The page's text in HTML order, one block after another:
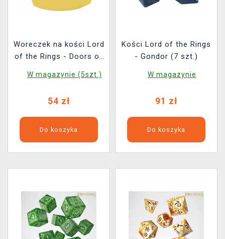
Woreczek na kości Lord
of the Rings - Doors of
W magazynie (5szt.)
54 zł
Do koszyka
Kości Lord of the Rings
- Gondor (7 szt.)
W magazynie
91 zł
Do koszyka